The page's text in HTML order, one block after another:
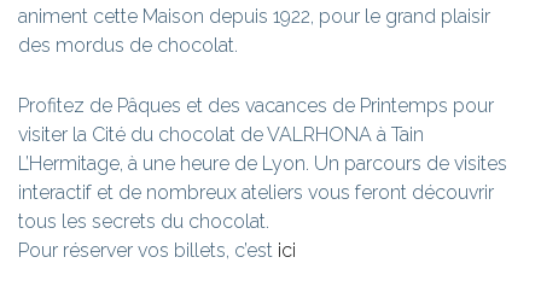
animent cette Maison depuis 1922, pour le grand plaisir
des mordus de chocolat.
Profitez de Pâques et des vacances de Printemps pour
visiter la Cité du chocolat de VALRHONA à Tain
L’Hermitage, à une heure de Lyon. Un parcours de visites
interactif et de nombreux ateliers vous feront découvrir
tous les secrets du chocolat.
Pour réserver vos billets, c’est ici